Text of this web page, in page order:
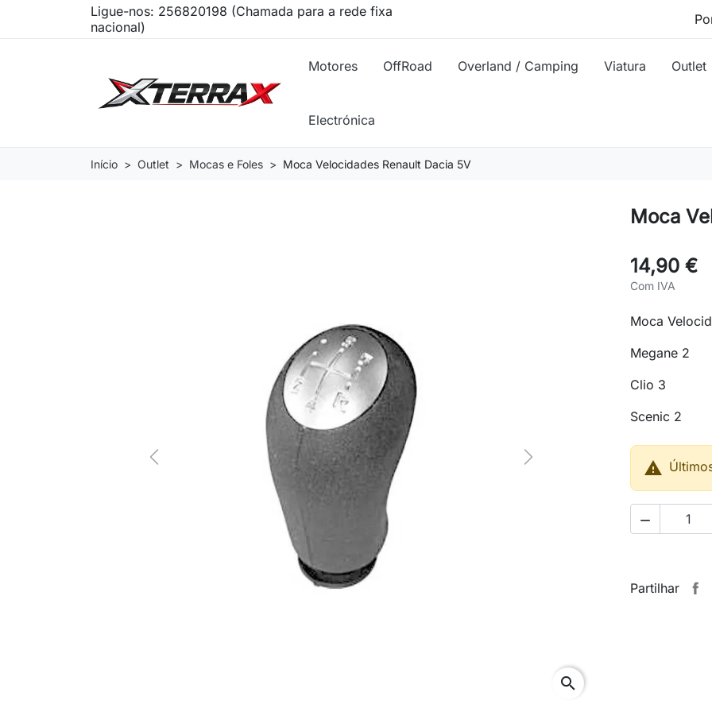
Ligue-nos: 256820198 (Chamada para a rede fixa
nacional)
Motores OffRoad Overland / Camping Viatura Outlet
Electrónica
Início Outlet Mocas e Foles Moca Velocidades Renault Dacia 5V
Previous Next
search
Moca
14,90 €
Com IVA
Moca
Megane 2
Clio 3
Scenic 2


Partilhar